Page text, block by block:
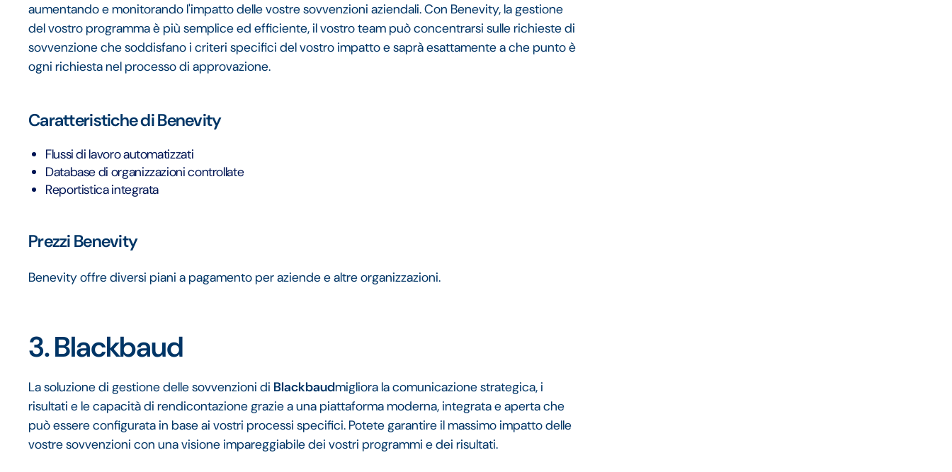
aumentando e monitorando l'impatto delle vostre sovvenzioni aziendali. Con Benevity, la gestione
del vostro programma è più semplice ed efficiente, il vostro team può concentrarsi sulle richieste di
sovvenzione che soddisfano i criteri specifici del vostro impatto e saprà esattamente a che punto è
ogni richiesta nel processo di approvazione.
Caratteristiche di Benevity
Flussi di lavoro automatizzati
Database di organizzazioni controllate
Reportistica integrata
Prezzi Benevity
Benevity offre diversi piani a pagamento per aziende e altre organizzazioni.
3. Blackbaud
La soluzione di gestione delle sovvenzioni di Blackbaudmigliora la comunicazione strategica, i
risultati e le capacità di rendicontazione grazie a una piattaforma moderna, integrata e aperta che
può essere configurata in base ai vostri processi specifici. Potete garantire il massimo impatto delle
vostre sovvenzioni con una visione impareggiabile dei vostri programmi e dei risultati.